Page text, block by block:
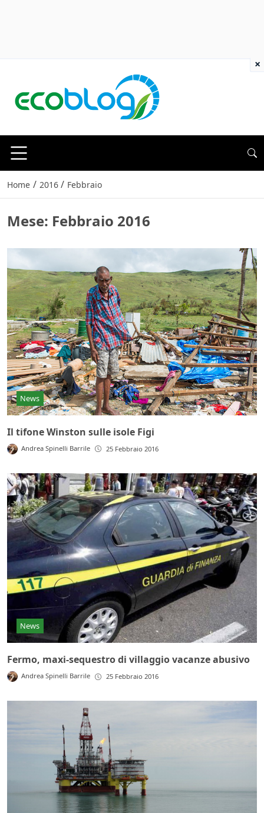
Home / 2016 / Febbraio
Mese: Febbraio 2016
News
Il tifone Winston sulle isole Figi
Andrea Spinelli Barrile 25 Febbraio 2016
News
Fermo, maxi-sequestro di villaggio vacanze abusivo
Andrea Spinelli Barrile 25 Febbraio 2016
×